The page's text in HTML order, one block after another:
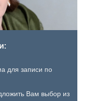
для записи по
Вам выбор из